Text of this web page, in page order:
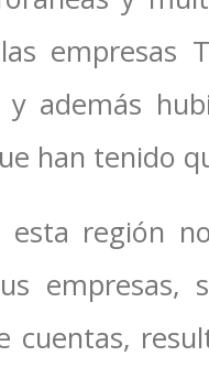
empresas
además
han tenido
esta región
cuentas,